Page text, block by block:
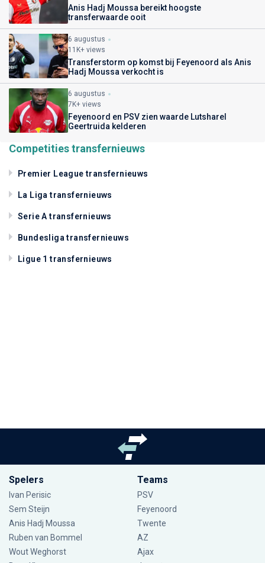
Anis Hadj Moussa bereikt hoogste
transferwaarde ooit
6 augustus
11K+ views
Transferstorm op komst bij Feyenoord als Anis
Hadj Moussa verkocht is
6 augustus
7K+ views
Feyenoord en PSV zien waarde Lutsharel
Geertruida kelderen
Competities transfernieuws
Premier League transfernieuws
La Liga transfernieuws
Serie A transfernieuws
Bundesliga transfernieuws
Ligue 1 transfernieuws
Spelers
Ivan Perisic
Sem Steijn
Anis Hadj Moussa
Ruben van Bommel
Wout Weghorst
Teams
PSV
Feyenoord
Twente
AZ
Ajax